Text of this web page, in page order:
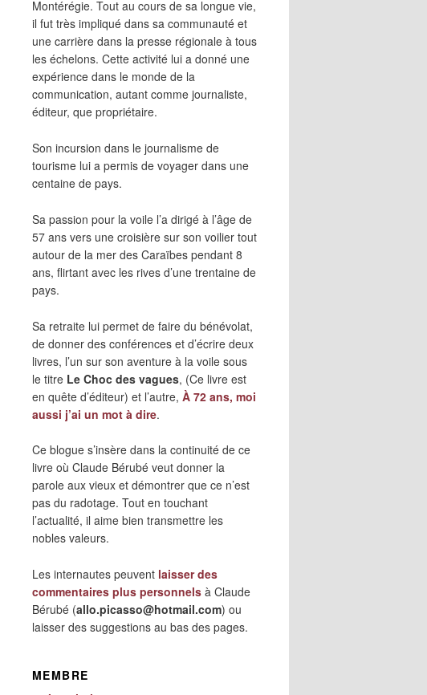
Montérégie. Tout au cours de sa longue vie,
il fut très impliqué dans sa communauté et
une carrière dans la presse régionale à tous
les échelons. Cette activité lui a donné une
expérience dans le monde de la
communication, autant comme journaliste,
éditeur, que propriétaire.
Son incursion dans le journalisme de
tourisme lui a permis de voyager dans une
centaine de pays.
Sa passion pour la voile l’a dirigé à l’âge de
57 ans vers une croisière sur son voilier tout
autour de la mer des Caraïbes pendant 8
ans, flirtant avec les rives d’une trentaine de
pays.
Sa retraite lui permet de faire du bénévolat,
de donner des conférences et d’écrire deux
livres, l’un sur son aventure à la voile sous
le titre Le Choc des vagues, (Ce livre est
en quête d’éditeur) et l’autre, À 72 ans, moi
aussi j’ai un mot à dire.
Ce blogue s’insère dans la continuité de ce
livre où Claude Bérubé veut donner la
parole aux vieux et démontrer que ce n’est
pas du radotage. Tout en touchant
l’actualité, il aime bien transmettre les
nobles valeurs.
Les internautes peuvent laisser des
commentaires plus personnels à Claude
Bérubé (allo.picasso@hotmail.com) ou
laisser des suggestions au bas des pages.
MEMBRE